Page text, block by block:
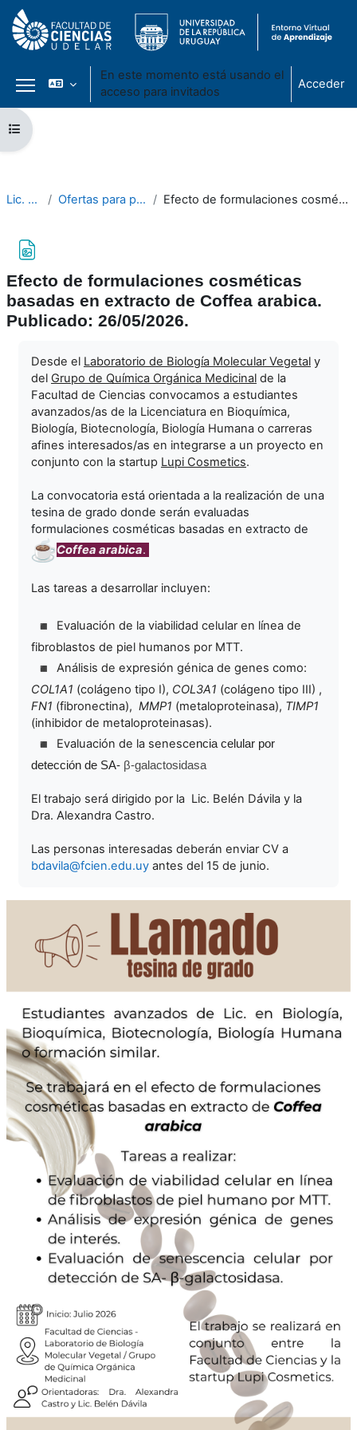
Salta al contenido principal
Panel lateral
En este momento está usando el
acceso para invitados
Acceder
Abrir índice del curso
Lic. en Bioquímica Ofertas para pasantías y trabajos finales de grado Efecto de formulaciones cosméticas basadas en extracto de Coffea arabica. Publicado: 26/05/2026.
Efecto de formulaciones cosméticas
basadas en extracto de Coffea arabica.
Publicado: 26/05/2026.
Desde el Laboratorio de Biología Molecular Vegetal y
del Grupo de Química Orgánica Medicinal de la
Facultad de Ciencias convocamos a estudiantes
avanzados/as de la Licenciatura en Bioquímica,
Biología, Biotecnología, Biología Humana o carreras
afines interesados/as en integrarse a un proyecto en
conjunto con la startup Lupi Cosmetics.
La convocatoria está orientada a la realización de una
tesina de grado donde serán evaluadas
formulaciones cosméticas basadas en extracto de
Coffea arabica.
Las tareas a desarrollar incluyen:
Evaluación de la viabilidad celular en línea de
fibroblastos de piel humanos por MTT.
Análisis de expresión génica de genes como:
COL1A1 (colágeno tipo I), COL3A1 (colágeno tipo III) ,
FN1 (fibronectina), MMP1 (metaloproteinasa), TIMP1
(inhibidor de metaloproteinasas).
Evaluación de la senescencia celular por
detección de SA- β-galactosidasa
El trabajo será dirigido por la Lic. Belén Dávila y la
Dra. Alexandra Castro.
Las personas interesadas deberán enviar CV a
bdavila@fcien.edu.uy antes del 15 de junio.